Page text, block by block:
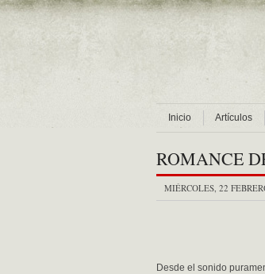
Inicio Artículos
ROMANCE
MIÉRCOLES, 22
Desde el sonido